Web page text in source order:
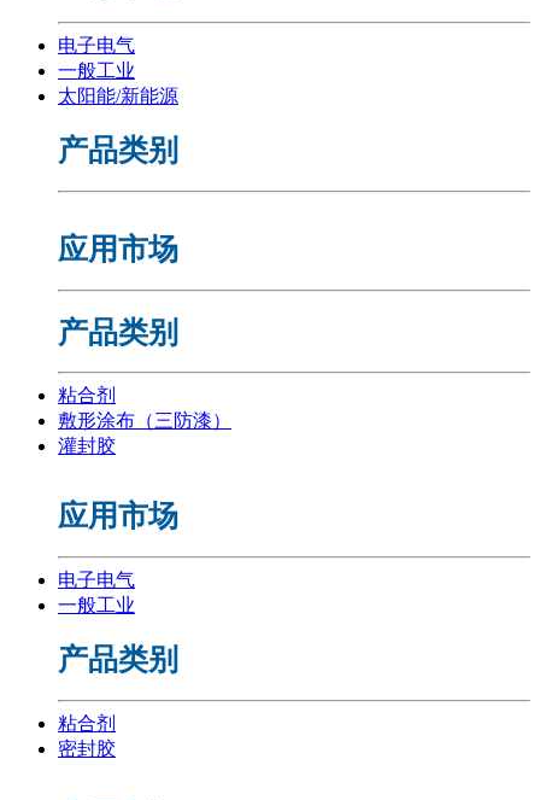
电子电气
一般工业
太阳能/新能源
产品类别
应用市场
产品类别
粘合剂
敷形涂布（三防漆）
灌封胶
应用市场
电子电气
一般工业
产品类别
粘合剂
密封胶